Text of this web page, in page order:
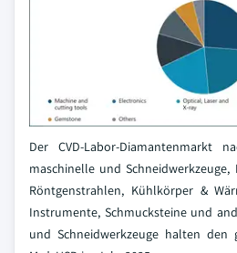
Der CVD-Labor-Diamantenmarkt
maschinelle und
Röntgenstrahlen, Kühlkörper &
Instrumente, Schmucksteine und
und Schneidwerkzeuge halten